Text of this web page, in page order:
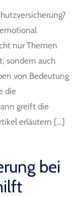
nur Themen
sondern auch
von Bedeutung
die
greift die
erläutern […]
bei